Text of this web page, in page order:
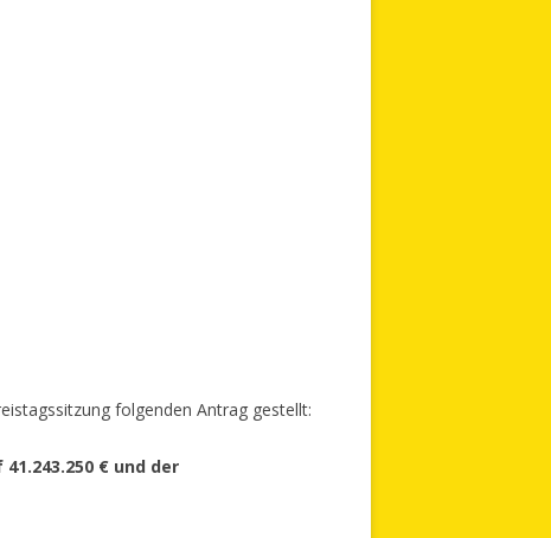
folgenden Antrag gestellt:
€ und der